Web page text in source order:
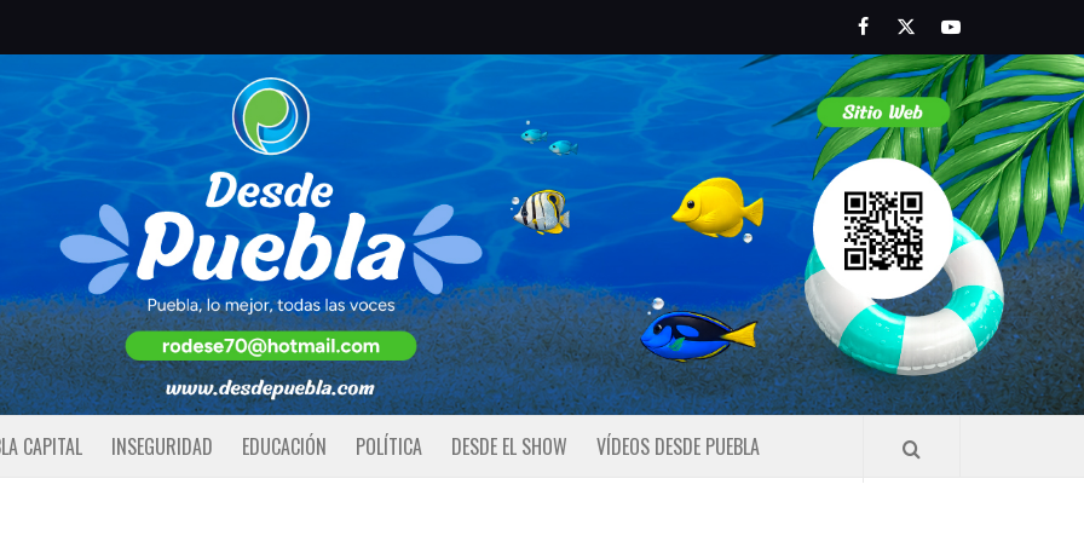
FacebookTwitterYoutube
CAPITAL INSEGURIDAD EDUCACIÓN POLÍTICA DESDE EL SHOW VÍDEOS DESDE PUEBLA